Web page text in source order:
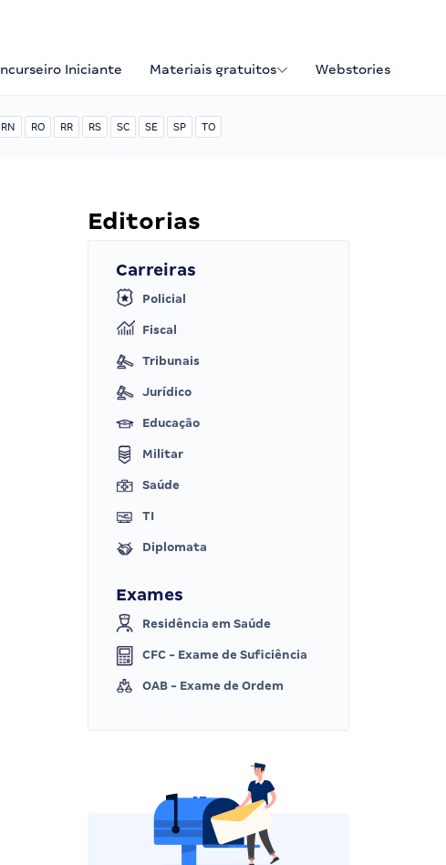
Iniciante Materiais gratuitos Webstories
RN RO RR RS SC SE SP TO
Editorias
Carreiras
Policial
Fiscal
Tribunais
Jurídico
Educação
Militar
Saúde
TI
Diplomata
Exames
Residência em Saúde
CFC - Exame de Suficiência
OAB - Exame de Ordem